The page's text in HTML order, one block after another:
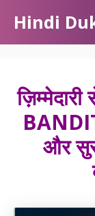
content
Hindi
और